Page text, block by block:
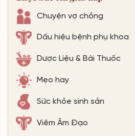
Chuyện vợ chồng
Dấu hiệu bệnh phụ khoa
Dược Liệu & Bài Thuốc
Mẹo hay
Sức khỏe sinh sản
Viêm Âm Đạo